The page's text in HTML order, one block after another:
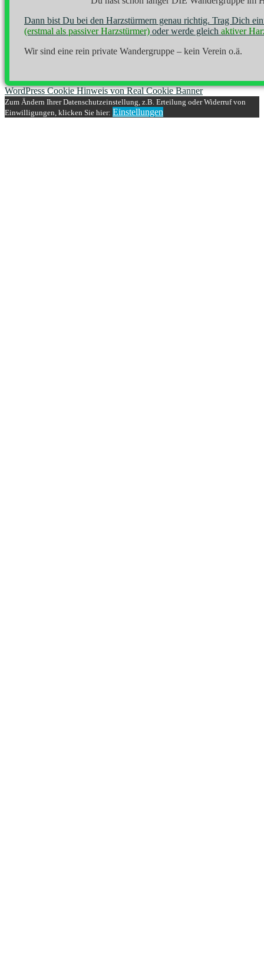
Dann bist Du bei den Harzstürmern genau richtig. Trag Dich
(erstmal als passiver Harzstürmer) oder werde gleich aktiver
Wir sind eine rein private Wandergruppe – kein Verein o.ä.
WordPress Cookie Hinweis von Real Cookie Banner
Zum Ändern Ihrer Datenschutzeinstellung, z.B. Erteilung oder Widerruf von
Einwilligungen, klicken Sie hier: Einstellungen